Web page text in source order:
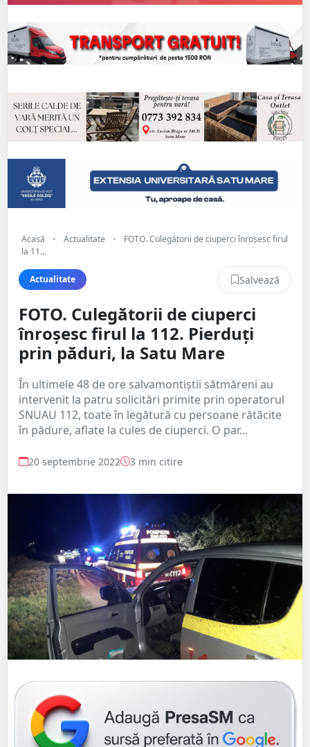
Acasă • Actualitate •
FOTO. Culegătorii de ciuperci înroșesc firul
la 11...
Actualitate Salvează
FOTO. Culegătorii de ciuperci
înroșesc firul la 112. Pierduți
prin păduri, la Satu Mare
În ultimele 48 de ore salvamontiștii sătmăreni au
intervenit la patru solicitări primite prin operatorul
SNUAU 112, toate în legătură cu persoane rătăcite
în pădure, aflate la cules de ciuperci. O par...
20 septembrie 2022 3 min citire